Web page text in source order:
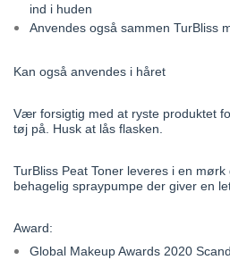
ind i huden
Anvendes også sammen TurBliss
Kan også anvendes i håret
Vær forsigtig med at ryste produktet
tøj på. Husk at lås flasken.
TurBliss Peat Toner leveres i en
behagelig spraypumpe der giver en
Award:
Global Makeup Awards 2020